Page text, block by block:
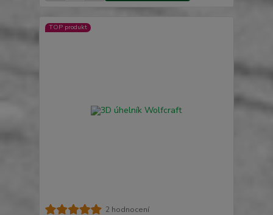
TOP produkt
2 hodnocení